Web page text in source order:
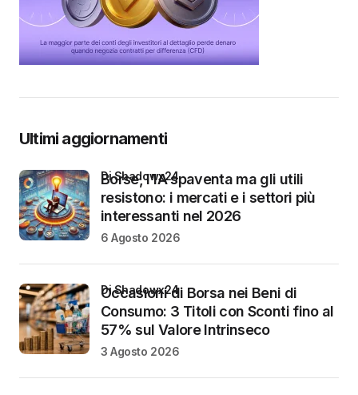
Ultimi aggiornamenti
Borse, l’IA spaventa ma gli utili
resistono: i mercati e i settori più
interessanti nel 2026
di Shadowx24
6 Agosto 2026
Occasioni di Borsa nei Beni di
Consumo: 3 Titoli con Sconti fino al
57% sul Valore Intrinseco
di Shadowx24
3 Agosto 2026